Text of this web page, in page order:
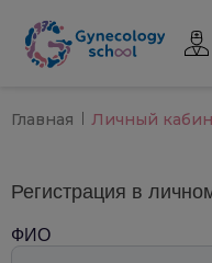
Главная Личный
Регистрация в
ФИО